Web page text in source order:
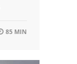
85 MIN